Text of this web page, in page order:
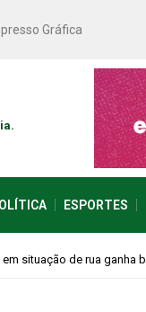
Gráfica
ESPORTES
e missas no Dia dos Pais